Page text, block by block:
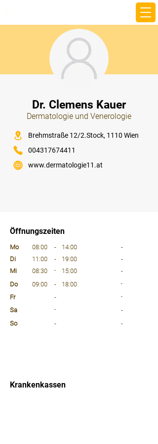
Dr. Clemens Kauer
Dermatologie und Venerologie
Brehmstraße 12/2.Stock, 1110 Wien
004317674411
www.dermatologie11.at
Öffnungszeiten
Mo
08:00 - 14:00
-
Di
11:00 - 19:00
-
Mi
08:30 - 15:00
-
Do
09:00 - 18:00 -
Fr - -
Sa -
-
So
-
-
Krankenkassen